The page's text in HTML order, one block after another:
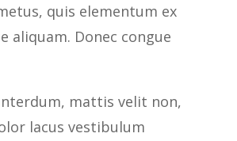
quis elementum ex
aliquam. Donec congue
mattis velit non,
lacus vestibulum